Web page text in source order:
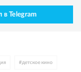
Telegram
#детское кино